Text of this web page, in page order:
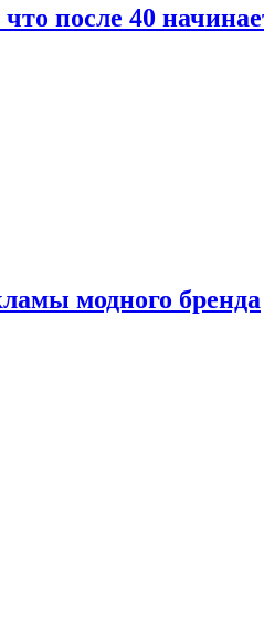
после 40
модного бренда